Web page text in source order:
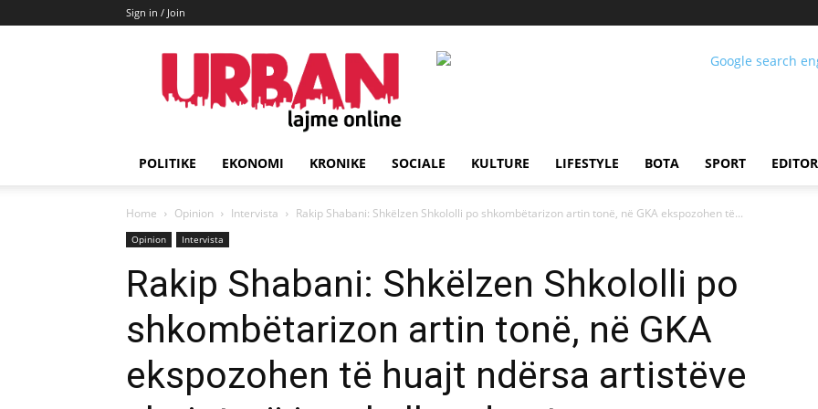
Sign in / Join
URBAN
Lajme
POLITIKE EKONOMI KRONIKE SOCIALE KULTURE LIFESTYLE BOTA SPORT
Home Opinion Intervista Rakip Shabani: Shkëlzen Shkololli po shkombëtarizon artin tonë, në GKA ekspozohen të...
Opinion Intervista
Rakip Shabani: Shkëlzen Shkololli po
shkombëtarizon artin tonë, në GKA
ekspozohen të huajt ndërsa artistëve